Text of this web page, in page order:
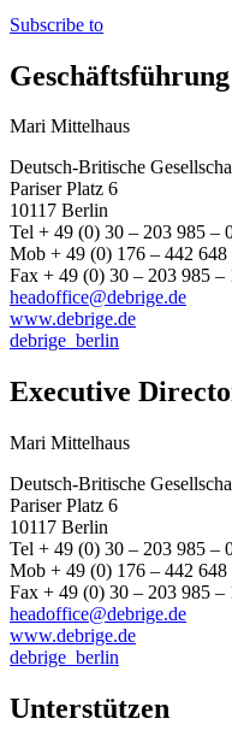
Subscribe to
Geschäftsführung
Mari Mittelhaus
Deutsch-Britische
Pariser Platz 6
10117 Berlin
Tel + 49 (0) 30 – 203 985 –
Mob + 49 (0) 176 – 442 648
Fax + 49 (0) 30 – 203 985 –
headoffice@debrige.de
www.debrige.de
debrige_berlin
Executive
Mari Mittelhaus
Deutsch-Britische
Pariser Platz 6
10117 Berlin
Tel + 49 (0) 30 – 203 985 –
Mob + 49 (0) 176 – 442 648
Fax + 49 (0) 30 – 203 985 –
headoffice@debrige.de
www.debrige.de
debrige_berlin
Unterstützen